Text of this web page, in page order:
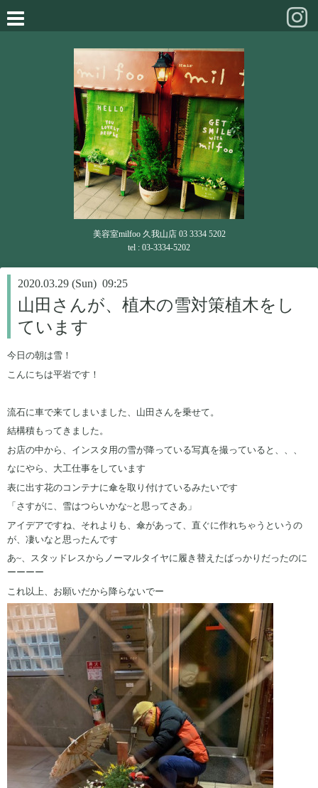
美容室milfoo 久我山店 03 3334 5202
tel : 03-3334-5202
2020.03.29 (Sun) 09:25
山田さんが、植木の雪対策植木をし
ています
今日の朝は雪！
こんにちは平岩です！
流石に車で来てしまいました、山田さんを乗せて。
結構積もってきました。
お店の中から、インスタ用の雪が降っている写真を撮っていると、、、
なにやら、大工仕事をしています
表に出す花のコンテナに傘を取り付けているみたいです
「さすがに、雪はつらいかな~と思ってさあ」
アイデアですね、それよりも、傘があって、直ぐに作れちゃうというの
が、凄いなと思ったんです
あ~、スタッドレスからノーマルタイヤに履き替えたばっかりだったのに
ーーーー
これ以上、お願いだから降らないでー